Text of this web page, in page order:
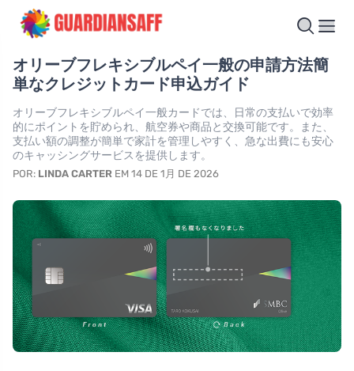
オリーブフレキシブルペイ一般の申請方法簡
単なクレジットカード申込ガイド
オリーブフレキシブルペイ一般カードでは、日常の支払いで効率
的にポイントを貯められ、航空券や商品と交換可能です。また、
支払い額の調整が簡単で家計を管理しやすく、急な出費にも安心
のキャッシングサービスを提供します。
POR: LINDA CARTER EM 14 DE 1月 DE 2026